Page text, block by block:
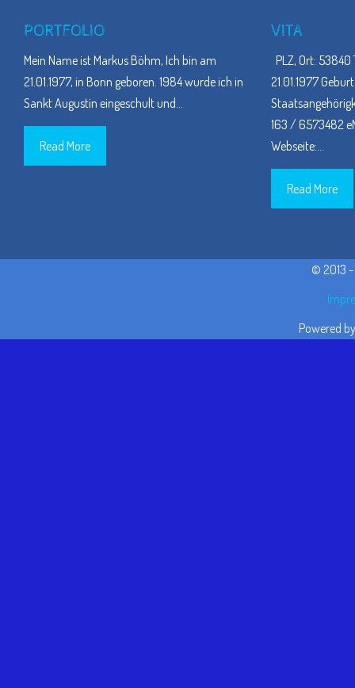
PORTFOLIO
Mein Name ist Markus Böhm, Ich bin am
21.01.1977, in Bonn geboren. 1984 wurde ich in
Sankt Augustin eingeschult und
Read More
VITA
PLZ, Ort:
21.01.1977
163 / 6573482
Webseite:
Read More
© 2013
Powered